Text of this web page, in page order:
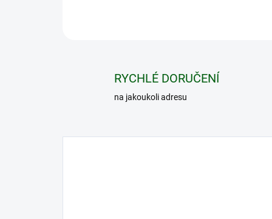
RYCHLÉ DORUČENÍ
na jakoukoli adresu